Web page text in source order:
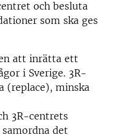
och besluta
som ska ges
att inrätta ett
i Sverige. 3R-
(replace), minska
3R-centrets
det